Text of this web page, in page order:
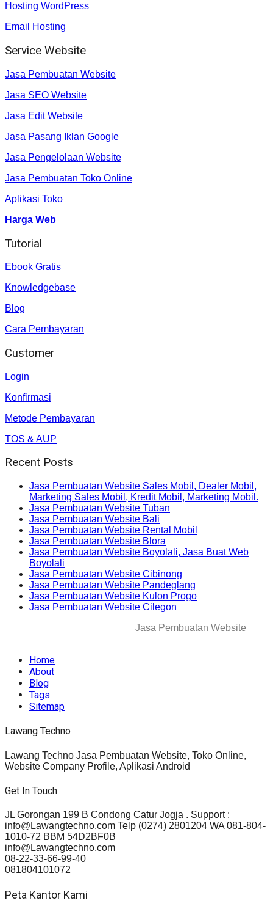
Hosting WordPress
Email Hosting
Service Website
Jasa Pembuatan Website
Jasa SEO Website
Jasa Edit Website
Jasa Pasang Iklan Google
Jasa Pengelolaan Website
Jasa Pembuatan Toko Online
Aplikasi Toko
Harga Web
Tutorial
Ebook Gratis
Knowledgebase
Blog
Cara Pembayaran
Customer
Login
Konfirmasi
Metode Pembayaran
TOS & AUP
Recent Posts
Jasa Pembuatan Website Sales Mobil, Dealer Mobil,
Marketing Sales Mobil, Kredit Mobil, Marketing Mobil.
Jasa Pembuatan Website Tuban
Jasa Pembuatan Website Bali
Jasa Pembuatan Website Rental Mobil
Jasa Pembuatan Website Blora
Jasa Pembuatan Website Boyolali, Jasa Buat Web
Boyolali
Jasa Pembuatan Website Cibinong
Jasa Pembuatan Website Pandeglang
Jasa Pembuatan Website Kulon Progo
Jasa Pembuatan Website Cilegon
Jasa Pembuatan Website
Home
About
Blog
Tags
Sitemap
Lawang Techno
Lawang Techno Jasa Pembuatan Website, Toko Online,
Website Company Profile, Aplikasi Android
Get In Touch
JL Gorongan 199 B Condong Catur Jogja . Support :
info@Lawangtechno.com Telp (0274) 2801204 WA 081-804-
1010-72 BBM 54D2BF0B
info@Lawangtechno.com
08-22-33-66-99-40
081804101072
Peta Kantor Kami